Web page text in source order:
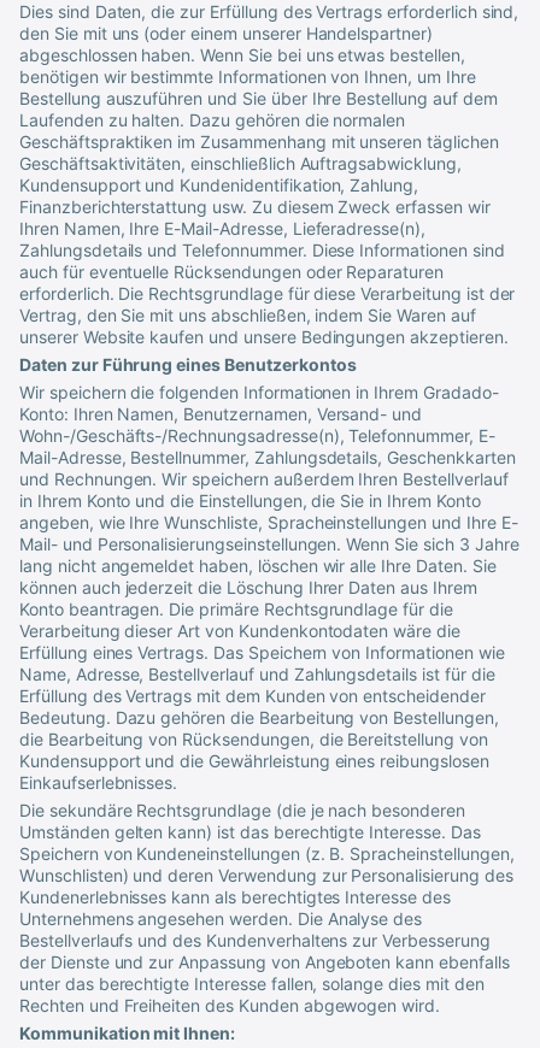
Dies sind Daten, die zur Erfüllung des Vertrags erforderlich sind,
den Sie mit uns (oder einem unserer Handelspartner)
abgeschlossen haben. Wenn Sie bei uns etwas bestellen,
benötigen wir bestimmte Informationen von Ihnen, um Ihre
Bestellung auszuführen und Sie über Ihre Bestellung auf dem
Laufenden zu halten. Dazu gehören die normalen
Geschäftspraktiken im Zusammenhang mit unseren täglichen
Geschäftsaktivitäten, einschließlich Auftragsabwicklung,
Kundensupport und Kundenidentifikation, Zahlung,
Finanzberichterstattung usw. Zu diesem Zweck erfassen wir
Ihren Namen, Ihre E-Mail-Adresse, Lieferadresse(n),
Zahlungsdetails und Telefonnummer. Diese Informationen sind
auch für eventuelle Rücksendungen oder Reparaturen
erforderlich. Die Rechtsgrundlage für diese Verarbeitung ist der
Vertrag, den Sie mit uns abschließen, indem Sie Waren auf
unserer Website kaufen und unsere Bedingungen akzeptieren.
Daten zur Führung eines Benutzerkontos
Wir speichern die folgenden Informationen in Ihrem Gradado-
Konto: Ihren Namen, Benutzernamen, Versand- und
Wohn-/Geschäfts-/Rechnungsadresse(n), Telefonnummer, E-
Mail-Adresse, Bestellnummer, Zahlungsdetails, Geschenkkarten
und Rechnungen. Wir speichern außerdem Ihren Bestellverlauf
in Ihrem Konto und die Einstellungen, die Sie in Ihrem Konto
angeben, wie Ihre Wunschliste, Spracheinstellungen und Ihre E-
Mail- und Personalisierungseinstellungen. Wenn Sie sich 3 Jahre
lang nicht angemeldet haben, löschen wir alle Ihre Daten. Sie
können auch jederzeit die Löschung Ihrer Daten aus Ihrem
Konto beantragen. Die primäre Rechtsgrundlage für die
Verarbeitung dieser Art von Kundenkontodaten wäre die
Erfüllung eines Vertrags. Das Speichern von Informationen wie
Name, Adresse, Bestellverlauf und Zahlungsdetails ist für die
Erfüllung des Vertrags mit dem Kunden von entscheidender
Bedeutung. Dazu gehören die Bearbeitung von Bestellungen,
die Bearbeitung von Rücksendungen, die Bereitstellung von
Kundensupport und die Gewährleistung eines reibungslosen
Einkaufserlebnisses.
Die sekundäre Rechtsgrundlage (die je nach besonderen
Umständen gelten kann) ist das berechtigte Interesse. Das
Speichern von Kundeneinstellungen (z. B. Spracheinstellungen,
Wunschlisten) und deren Verwendung zur Personalisierung des
Kundenerlebnisses kann als berechtigtes Interesse des
Unternehmens angesehen werden. Die Analyse des
Bestellverlaufs und des Kundenverhaltens zur Verbesserung
der Dienste und zur Anpassung von Angeboten kann ebenfalls
unter das berechtigte Interesse fallen, solange dies mit den
Rechten und Freiheiten des Kunden abgewogen wird.
Kommunikation mit Ihnen: